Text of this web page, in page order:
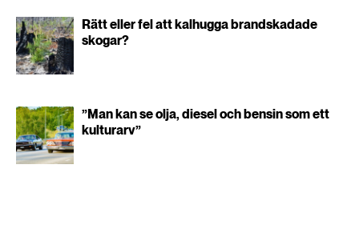
Rätt eller fel att kalhugga brandskadade
skogar?
”Man kan se olja, diesel och bensin som ett
kulturarv”